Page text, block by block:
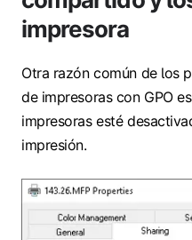
impresora
Otra razón común de los
de impresoras con GPO
impresoras esté
impresión.